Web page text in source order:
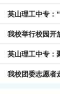
英山理工中专：
战能力
我校举行校园开
英山理工中专：
我校团委志愿者